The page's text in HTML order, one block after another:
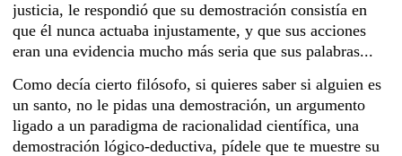
justicia, le respondió que su demostración consistía en
que él nunca actuaba injustamente, y que sus acciones
eran una evidencia mucho más seria que sus palabras...
Como decía cierto filósofo, si quieres saber si alguien es
un santo, no le pidas una demostración, un argumento
ligado a un paradigma de racionalidad científica, una
demostración lógico-deductiva, pídele que te muestre su